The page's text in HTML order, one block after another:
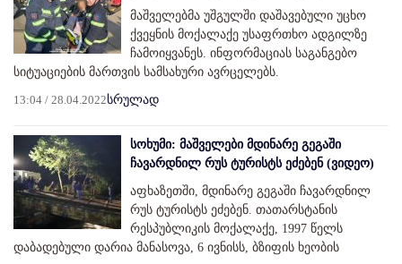
მაშველებმა უშგულში დაშავებული უცხო
ქვეყნის მოქალაქე უსაფრთხო ადგილზე
ჩამოიყვანეს. ინფორმაციას საგანგებო
სიტუაციების მართვის სამსახური ავრცელებს.
13:04 / 28.04.2022სრულად
სოხუმი: მაშველები მდინარე გეგაში
ჩავარდნილ რუს ტურისტს ეძებენ (ვიდეო)
აფხაზეთში, მდინარე გეგაში ჩავარდნილ
რუს ტურისტს ეძებენ. თათარსტანის
რესპუბლიკის მოქალაქე, 1997 წელს
დაბადებული დარია მანასოვა, 6 ივნისს, ბზიფის ხეობის